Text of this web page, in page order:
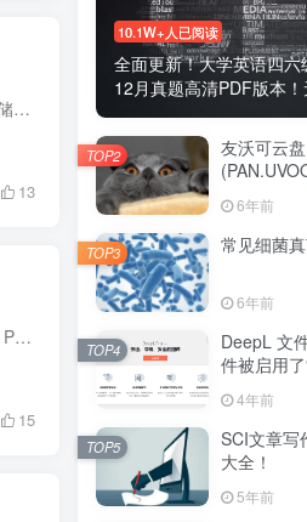
处理科研图片时，存储为TIF没有去掉图层的选项导致图片巨大解决办法 解决方法一 点击存储副本，那么jpg格式或者TIF去掉图层就都回来了！ 解决办法二 点击PS界面上方编辑 选择首选项 勾选”启用...
13
GraphPad Prism 的统计显著性报告中*或**或***的含义是什么？ 从GraphPad Prism 8开始，Prism支持选择Prism将使用哪种十进制格式来报告P值，每个计算P值的分析都给你四个选择： 1. APA（Am...
15
10.1W+人已阅读
全面更新！大学英语四
12月真题高清PDF版本
友沃可云盘
用及更新日
6年前
TOP2
常见细菌
6年前
TOP3
DeepL 文
件被启用
编辑解决办
4年前
TOP4
SCI文章写
大全！
5年前
TOP5